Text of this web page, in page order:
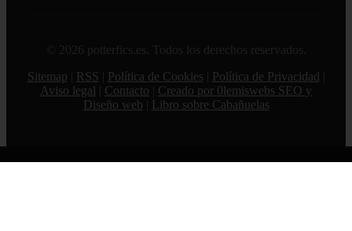
© 2026 potterfics.es. Todos los derechos reservados.
Sitemap
RSS Política de Cookies Política de Privacidad
Aviso legal
Contacto
Creado por 0lemiswebs SEO y
Diseño web
Libro sobre Cabañuelas